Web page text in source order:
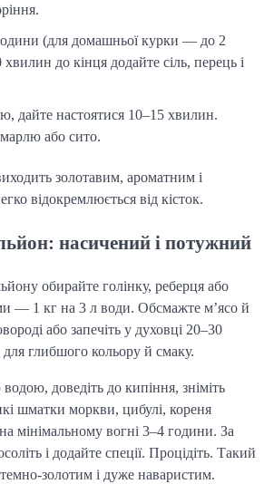
(для домашньої курки — до 2
до кінця додайте сіль, перець і
дайте настоятися 10–15 хвилин.
марлю або сито.
золотавим, ароматним і
відокремлюється від кісток.
насичений і потужний
обирайте голінку, реберця або
— 1 кг на 3 л води. Обсмажте м’ясо й
або запечіть у духовці 20–30
глибшого кольору й смаку.
доведіть до кипіння, зніміть
шматки моркви, цибулі, кореня
мінімальному вогні 3–4 години. За
і додайте спеції. Процідіть. Такий
золотим і дуже наваристим.